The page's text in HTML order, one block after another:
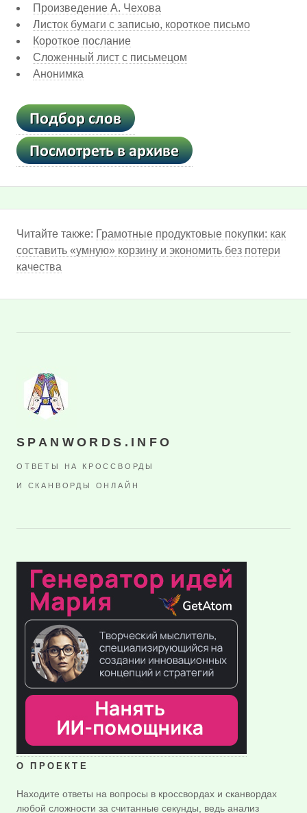
Произведение А. Чехова
Листок бумаги с записью, короткое письмо
Короткое послание
Сложенный лист с письмецом
Анонимка
Читайте также: Грамотные продуктовые покупки: как
составить «умную» корзину и экономить без потери
качества
SPANWORDS.INFO
ОТВЕТЫ НА КРОССВОРДЫ
И СКАНВОРДЫ ОНЛАЙН
О ПРОЕКТЕ
Находите ответы на вопросы в кроссвордах и сканвордах
любой сложности за считанные секунды, ведь анализ